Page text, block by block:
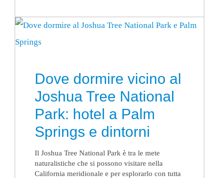
Dove dormire vicino al
Joshua Tree National
Park: hotel a Palm
Springs e dintorni
Il Joshua Tree National Park è tra le mete
naturalistiche che si possono visitare nella
California meridionale e per esplorarlo con tutta